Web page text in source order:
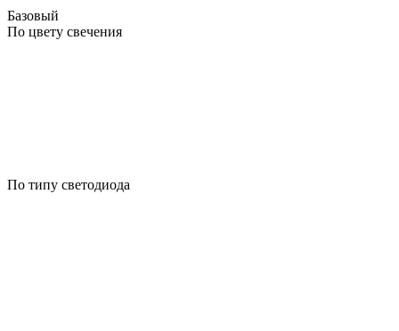
Базовый
По цвету свечения
По типу светодиода